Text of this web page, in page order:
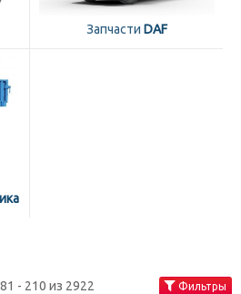
Запчасти DAF
- 210 из 2922 Фильтры